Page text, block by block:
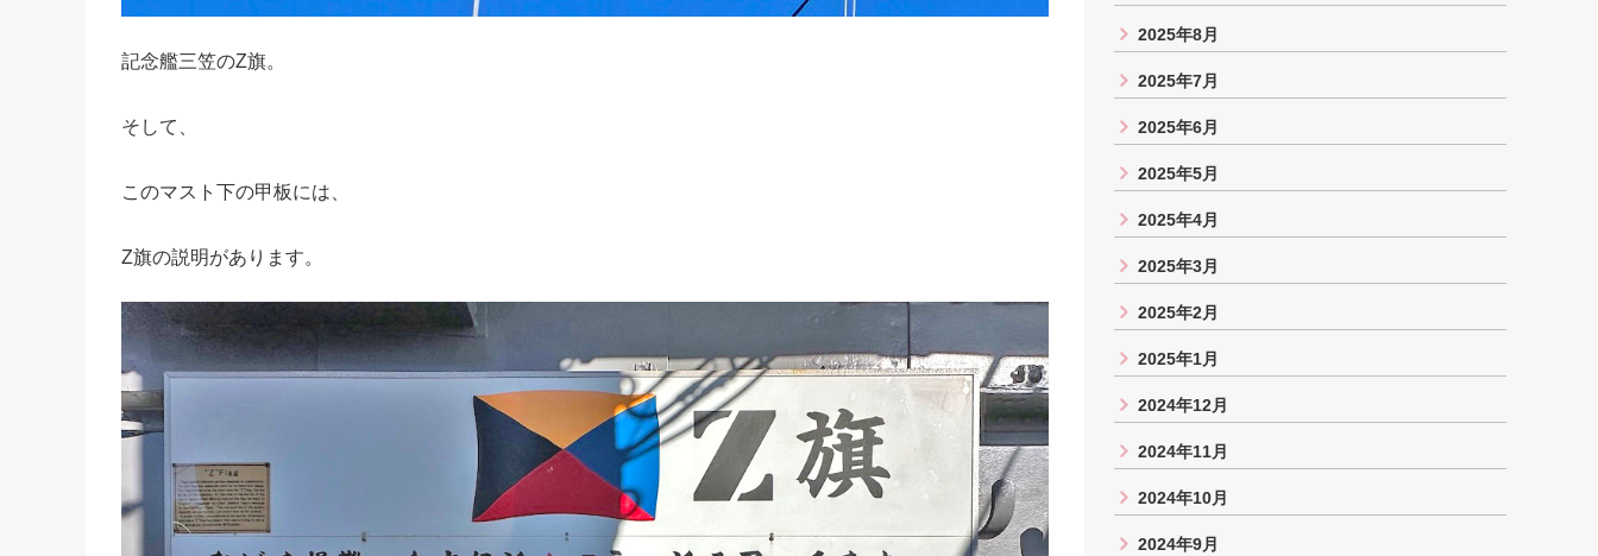
記念艦三笠のZ旗。
そして、
このマスト下の甲板には、
Z旗の説明があります。
2025年8月
2025年7月
2025年6月
2025年5月
2025年4月
2025年3月
2025年2月
2025年1月
2024年12月
2024年11月
2024年10月
2024年9月